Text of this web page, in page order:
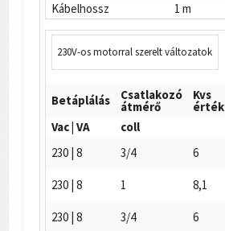
Kábelhossz
1 m
230V-os motorral szerelt változatok
Betáplálás Csatlakozó
átmérő
Kvs
érték
Vac | VA
coll
230 | 8
3/4 6
230 | 8 1 8,1
230 | 8 3/4 6